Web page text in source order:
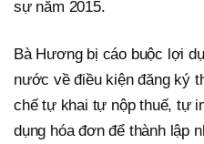
sự năm 2015.
Bà Hương bị cáo buộc lợi
nước về điều kiện đăng ký
chế tự khai tự nộp thuế, tự
dụng hóa đơn để thành lập